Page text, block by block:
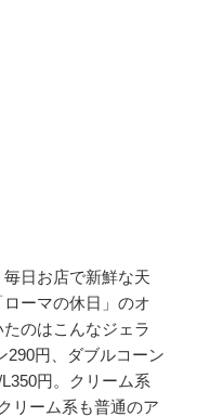
日お店で新鮮な天
ーマの休日」のオ
のはこんなジェラ
290円、ダブルコーン
円。クリーム系
リーム系も普通のア